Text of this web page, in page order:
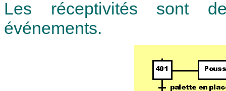
Les réceptivités sont
événements.